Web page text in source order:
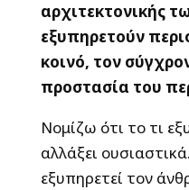
αρχιτεκτονικής
εξυπηρετούν
κοινό, τον
προστασία του
Νομίζω ότι το τι
αλλάξει
εξυπηρετεί τον